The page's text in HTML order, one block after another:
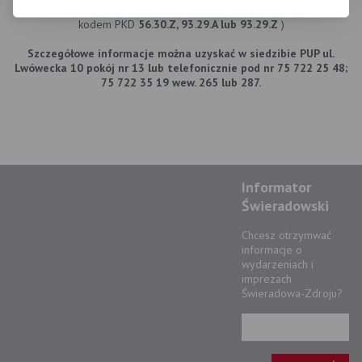
kodem PKD 56.30.Z, 93.29.A lub 93.29.Z )
Szczegółowe informacje można uzyskać w siedzibie PUP ul.
Lwówecka 10 pokój nr 13 lub telefonicznie pod nr 75 722 25 48;
75 722 35 19 wew. 265 lub 287.
Informator
Świeradowski
Chcesz otrzymwać
informacje o
wydarzeniach i
imprezach
Świeradowa-Zdroju?